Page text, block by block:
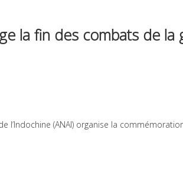
la fin des combats de la
l’Indochine (ANAI) organise la